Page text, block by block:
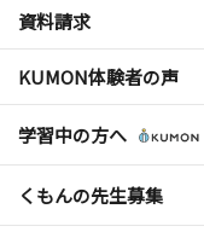
資料請求
KUMON体験者の声
学習中の方へ
くもんの先生募集